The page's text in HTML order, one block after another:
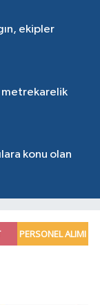
ekipler
metrekarelik
konu olan